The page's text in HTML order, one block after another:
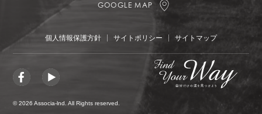
GOOGLE MAP
個人情報保護方針 サイトポリシー サイトマップ
©2026 Associa-lnd. All Rights reserved.